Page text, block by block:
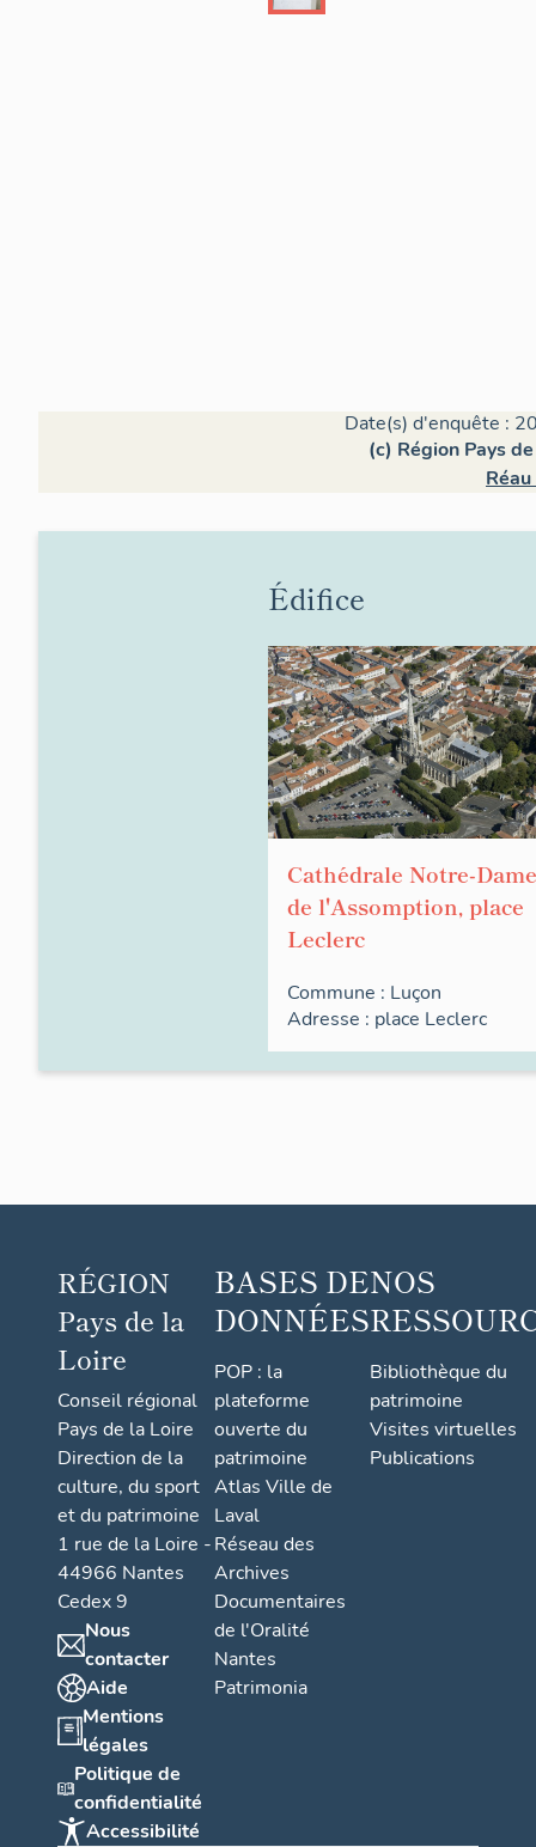
Date(s) d'enquête :
(c) Région Pays
Édifice
Cathédrale Notre-Dame
de l'Assomption, place
Leclerc
Commune : Luçon
Adresse : place Leclerc
RÉGION
Pays de la
Loire
Conseil régional
Pays de la Loire
Direction de la
culture, du sport
et du patrimoine
1 rue de la Loire -
44966 Nantes
Cedex 9
Nous
contacter
Aide
Mentions
légales
Politique de
confidentialité
Accessibilité
BASES DE
DONNÉES
POP : la
plateforme
ouverte du
patrimoine
Atlas Ville de
Laval
Réseau des
Archives
Documentaires
de l'Oralité
Nantes
Patrimonia
NOS
Bibliothèque du
patrimoine
Visites virtuelles
Publications